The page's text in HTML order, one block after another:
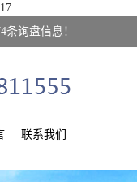
条询盘信息！
联系我们